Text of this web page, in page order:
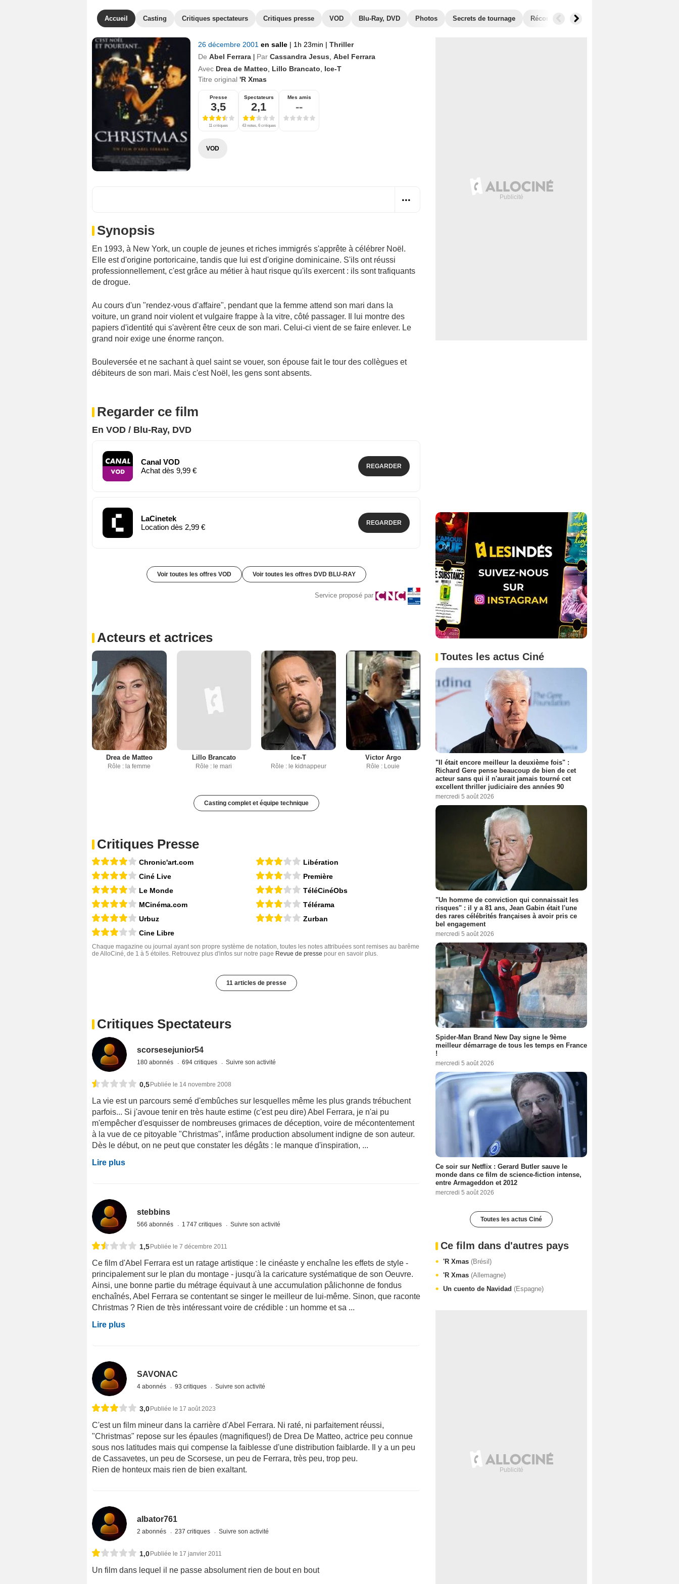
Accueil Casting Critiques spectateurs Critiques presse VOD Blu-Ray, DVD Photos Secrets de tournage Récompenses
26 décembre 2001 en salle | 1h 23min | Thriller
De Abel Ferrara Par Cassandra Jesus Abel Ferrara
Avec Drea de Matteo Lillo Brancato
Ice-T
Titre original 'R Xmas
Presse
3,5
11 critiques
Spectateurs
2,1
43 notes, 6 critiques
Mes amis
--
VOD
Synopsis
En 1993, à New York, un couple de jeunes et riches immigrés s'apprête à célébrer Noël.
Elle est d'origine portoricaine, tandis que lui est d'origine dominicaine. S'ils ont réussi
professionnellement, c'est grâce au métier à haut risque qu'ils exercent : ils sont trafiquants
de drogue.
Au cours d'un "rendez-vous d'affaire", pendant que la femme attend son mari dans la
voiture, un grand noir violent et vulgaire frappe à la vitre, côté passager. Il lui montre des
papiers d'identité qui s'avèrent être ceux de son mari. Celui-ci vient de se faire enlever. Le
grand noir exige une énorme rançon.
Bouleversée et ne sachant à quel saint se vouer, son épouse fait le tour des collègues et
débiteurs de son mari. Mais c'est Noël, les gens sont absents.
Regarder ce film
En VOD / Blu-Ray, DVD
Canal VOD
Achat dès 9,99 €
REGARDER
LaCinetek
Location dès 2,99 €
REGARDER
Voir toutes les offres VOD Voir toutes les offres DVD BLU-RAY
Service proposé par
Acteurs et actrices
Drea de Matteo
Rôle : la femme
Lillo Brancato
Rôle : le mari
Ice-T
Rôle : le kidnappeur
Victor Argo
Rôle : Louie
Casting complet et équipe technique
Critiques Presse
Chronic'art.com
Ciné Live
Le Monde
MCinéma.com
Urbuz
Cine Libre
Libération
Première
TéléCinéObs
Télérama
Zurban
Chaque magazine ou journal ayant son propre système de notation, toutes les notes attribuées sont remises au barême
de AlloCiné, de 1 à 5 étoiles. Retrouvez plus d'infos sur notre page Revue de presse pour en savoir plus.
11 articles de presse
Critiques Spectateurs
scorsesejunior54
180 abonnés 694 critiques Suivre son activité
0,5Publiée le 14 novembre 2008
La vie est un parcours semé d'embûches sur lesquelles même les plus grands trébuchent
parfois... Si j'avoue tenir en très haute estime (c'est peu dire) Abel Ferrara, je n'ai pu
m'empêcher d'esquisser de nombreuses grimaces de déception, voire de mécontentement
à la vue de ce pitoyable "Christmas", infâme production absolument indigne de son auteur.
Dès le début, on ne peut que constater les dégâts : le manque d'inspiration, ...
Lire plus
stebbins
566 abonnés 1 747 critiques Suivre son activité
1,5Publiée le 7 décembre 2011
Ce film d'Abel Ferrara est un ratage artistique : le cinéaste y enchaîne les effets de style -
principalement sur le plan du montage - jusqu'à la caricature systématique de son Oeuvre.
Ainsi, une bonne partie du métrage équivaut à une accumulation pâlichonne de fondus
enchaînés, Abel Ferrara se contentant se singer le meilleur de lui-même. Sinon, que raconte
Christmas ? Rien de très intéressant voire de crédible : un homme et sa ...
Lire plus
SAVONAC
4 abonnés 93 critiques Suivre son activité
3,0Publiée le 17 août 2023
C'est un film mineur dans la carrière d'Abel Ferrara. Ni raté, ni parfaitement réussi,
"Christmas" repose sur les épaules (magnifiques!) de Drea De Matteo, actrice peu connue
sous nos latitudes mais qui compense la faiblesse d'une distribution faiblarde. Il y a un peu
de Cassavetes, un peu de Scorsese, un peu de Ferrara, très peu, trop peu.
Rien de honteux mais rien de bien exaltant.
albator761
2 abonnés 237 critiques Suivre son activité
1,0Publiée le 17 janvier 2011
Un film dans lequel il ne passe absolument rien de bout en bout
Toutes les actus Ciné
"Il était encore meilleur la deuxième fois" :
Richard Gere pense beaucoup de bien de cet
acteur sans qui il n'aurait jamais tourné cet
excellent thriller judiciaire des années 90
mercredi 5 août 2026
"Un homme de conviction qui connaissait les
risques" : il y a 81 ans, Jean Gabin était l'une
des rares célébrités françaises à avoir pris ce
bel engagement
mercredi 5 août 2026
Spider-Man Brand New Day signe le 9ème
meilleur démarrage de tous les temps en France
!
mercredi 5 août 2026
Ce soir sur Netflix : Gerard Butler sauve le
monde dans ce film de science-fiction intense,
entre Armageddon et 2012
mercredi 5 août 2026
Toutes les actus Ciné
Ce film dans d'autres pays
'R Xmas (Brésil)
'R Xmas (Allemagne)
Un cuento de Navidad (Espagne)